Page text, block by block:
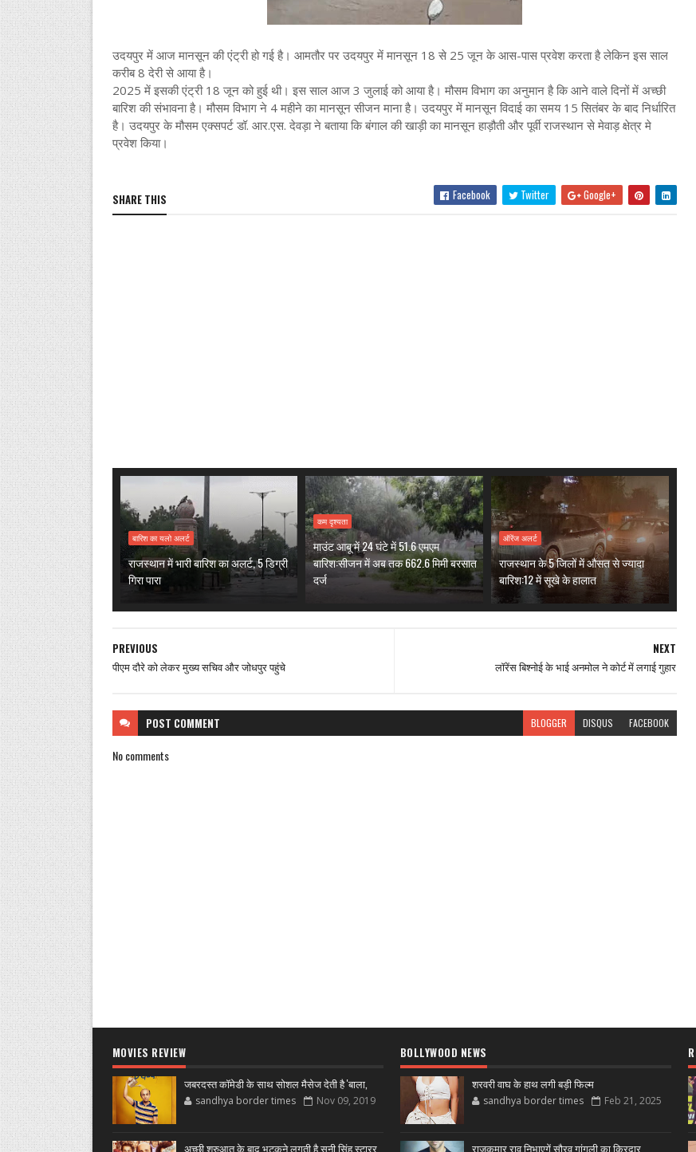
उदयपुर में आज मानसून की एंट्री हो गई है। आमतौर पर उदयपुर में मानसून 18 से 25 जून के आस-पास प्रवेश करता है लेकिन इस साल
करीब 8 देरी से आया है।
2025 में इसकी एंट्री 18 जून को हुई थी। इस साल आज 3 जुलाई को आया है। मौसम विभाग का अनुमान है कि आने वाले दिनों में अच्छी
बारिश की संभावना है। मौसम विभाग ने 4 महीने का मानसून सीजन माना है। उदयपुर में मानसून विदाई का समय 15 सितंबर के बाद निर्धारित
है। उदयपुर के मौसम एक्सपर्ट डॉ. आर.एस. देवड़ा ने बताया कि बंगाल की खाड़ी का मानसून हाड़ौती और पूर्वी राजस्थान से मेवाड़ क्षेत्र मे
प्रवेश किया।
SHARE THIS Facebook Twitter Google+
बारिश का यलो अलर्ट
राजस्थान में भारी बारिश का अलर्ट, 5 डिग्री
गिरा पारा
कम दृश्यता
माउंट आबू में 24 घंटे में 51.6 एमएम
बारिश:सीजन में अब तक 662.6 मिमी बरसात
दर्ज
ऑरेंज अलर्ट
राजस्थान के 5 जिलों में औसत से ज्यादा
बारिश:12 में सूखे के हालात
NEXT
लॉरेंस बिश्नोई के भाई अनमोल ने कोर्ट में लगाई गुहार
PREVIOUS
पीएम दौरे को लेकर मुख्य सचिव और जोधपुर पहुंचे
POST COMMENT BLOGGER DISQUS FACEBOOK
No comments
MOVIES REVIEW
जबरदस्त कॉमेडी के साथ सोशल मैसेज देती है 'बाला,
sandhya border times Nov 09, 2019
अच्छी शुरुआत के बाद भटकने लगती है सनी सिंह स्टारर
BOLLYWOOD NEWS
शरवरी वाघ के हाथ लगी बड़ी फिल्म
sandhya border times Feb 21, 2025
राजकुमार राव निभाएगें सौरव गांगुली का किरदार